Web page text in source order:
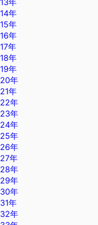
13年
14年
15年
16年
17年
18年
19年
20年
21年
22年
23年
24年
25年
26年
27年
28年
29年
30年
31年
32年